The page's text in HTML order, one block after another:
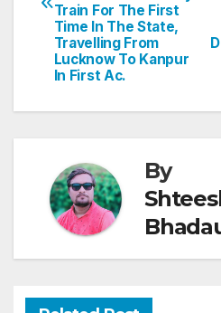
p
o
k
Train For The First
Time In The State,
Travelling From
Lucknow To Kanpur
In First Ac.
By